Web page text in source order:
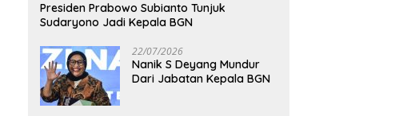
Presiden Prabowo Subianto Tunjuk
Sudaryono Jadi Kepala BGN
22/07/2026
Nanik S Deyang Mundur
Dari Jabatan Kepala BGN